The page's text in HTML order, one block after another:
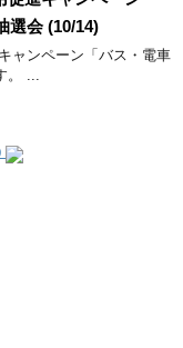
選会 (10/14)
ャンペーン「バス・電車
。 ...